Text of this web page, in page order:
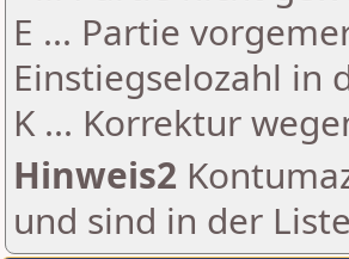
E ... Partie
Einstiegselozahl in
K ... Korrektur
Hinweis2
und sind in der